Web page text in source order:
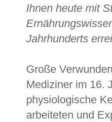
Ihnen heute mit
Jahrhunderts
Große
Mediziner im 16.
physiologische
arbeiteten und